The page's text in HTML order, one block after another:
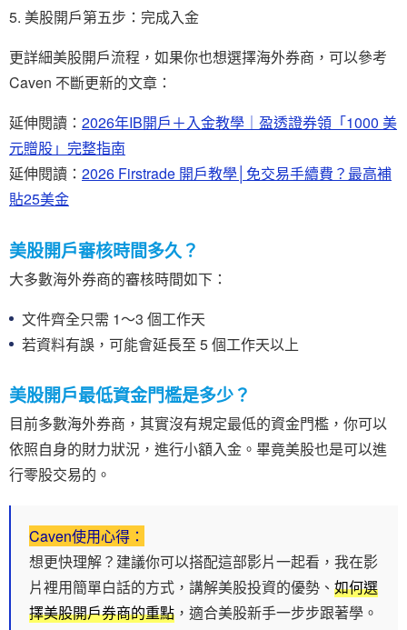
美股開戶第五步：完成入金
更詳細美股開戶流程，如果你也想選擇海外券商，可以參考
Caven 不斷更新的文章：
延伸閱讀： 2026年IB開戶＋入金教學｜盈透證券領「1000 美
元贈股」完整指南
延伸閱讀： 2026 Firstrade 開戶教學│免交易手續費？最高補
貼25美金
美股開戶審核時間多久？
大多數海外券商的審核時間如下：
文件齊全只需 1～3 個工作天
若資料有誤，可能會延長至 5 個工作天以上
美股開戶最低資金門檻是多少？
目前多數海外券商，其實沒有規定最低的資金門檻，你可以
依照自身的財力狀況，進行小額入金。畢竟美股也是可以進
行零股交易的。
Caven使用心得：
想更快理解？建議你可以搭配這部影片一起看，我在影
片裡用簡單白話的方式，講解美股投資的優勢、 如何選
擇美股開戶券商的重點 ，適合美股新手一步步跟著學。